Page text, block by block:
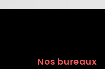
Nos bureaux